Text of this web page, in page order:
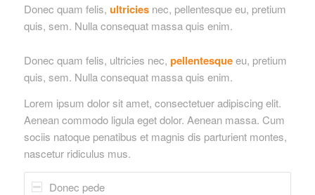
Donec quam felis, ultriciesnec, pellentesque eu, pretium
quis, sem. Nulla consequat massa quis enim.
Donec quam felis, ultricies nec, pellentesqueeu, pretium
quis, sem. Nulla consequat massa quis enim.
Lorem ipsum dolor sit amet, consectetuer adipiscing elit.
Aenean commodo ligula eget dolor. Aenean massa. Cum
sociis natoque penatibus et magnis dis parturient montes,
nascetur ridiculus mus.
Donec pede